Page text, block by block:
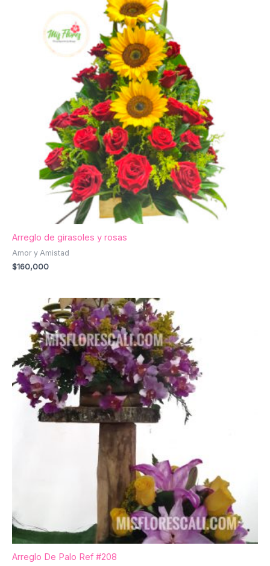
Arreglo de girasoles y rosas
Amor y Amistad
$160,000
Arreglo De Palo Ref #208